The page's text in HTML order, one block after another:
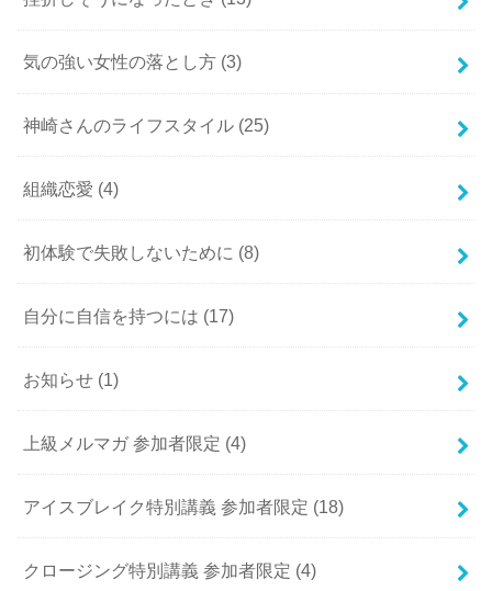
気の強い女性の落とし方 (3)
神崎さんのライフスタイル (25)
組織恋愛 (4)
初体験で失敗しないために (8)
自分に自信を持つには (17)
お知らせ (1)
上級メルマガ 参加者限定 (4)
アイスブレイク特別講義 参加者限定 (18)
クロージング特別講義 参加者限定 (4)